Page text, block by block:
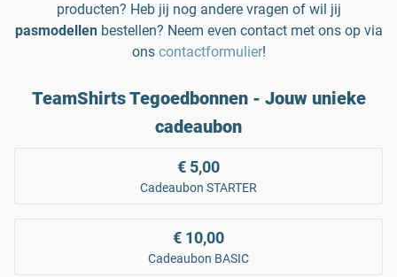
producten? Heb jij nog andere vragen of wil jij
pasmodellenbestellen? Neem even contact met ons op via
ons contactformulier!
TeamShirts Tegoedbonnen - Jouw unieke
cadeaubon
€ 5,00
Cadeaubon STARTER
€ 10,00
Cadeaubon BASIC